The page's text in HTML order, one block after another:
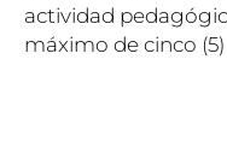
actividad
máximo de cinco (5)